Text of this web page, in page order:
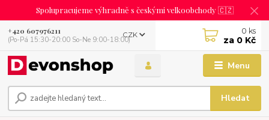
Spolupracujeme výhradně s českými velkoobchody 🇨🇿
Menu
CZK
Hledat
+420 607976211
(Po-Pá 15:30-20:00 So-Ne 9:00-18:00)
0 ks
za 0 Kč